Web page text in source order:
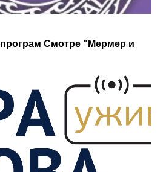
Смотре "Мермер и